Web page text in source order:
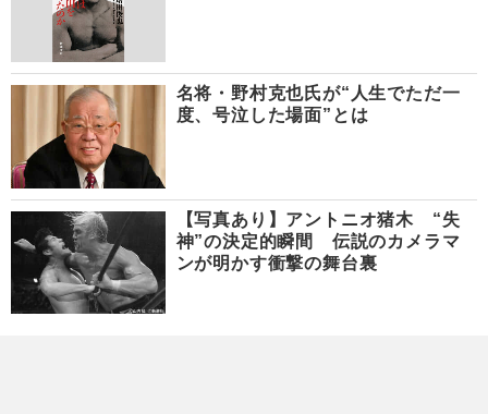
名将・野村克也氏が“人生でただ一
度、号泣した場面”とは
【写真あり】アントニオ猪木 “失
神”の決定的瞬間 伝説のカメラマ
ンが明かす衝撃の舞台裏